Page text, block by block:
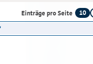
Einträge pro Seite 10